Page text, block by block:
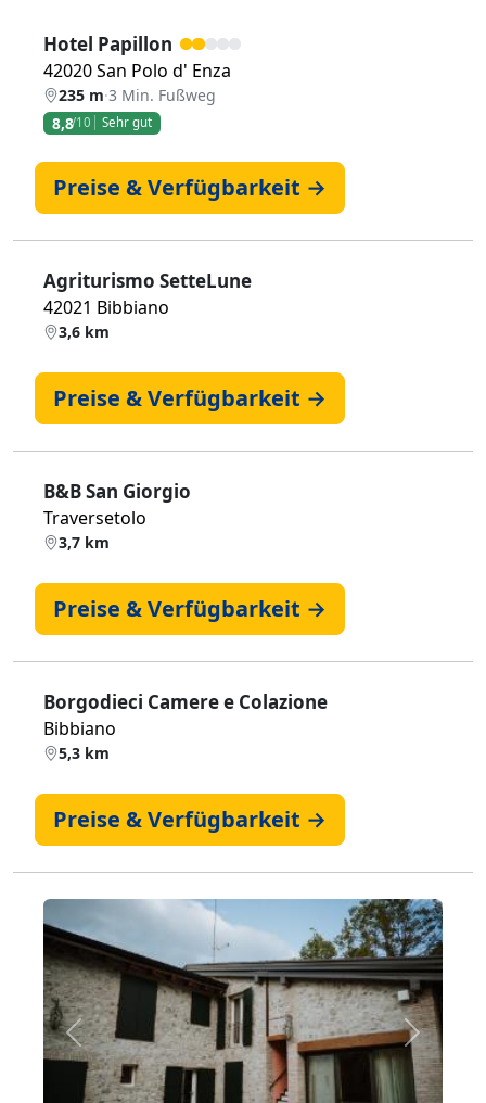
Hotel Papillon
42020 San Polo d' Enza
235 m·3 Min. Fußweg
8,8/10 Sehr gut
Preise & Verfügbarkeit →
Agriturismo SetteLune
42021 Bibbiano
3,6 km
Preise & Verfügbarkeit →
B&B San Giorgio
Traversetolo
3,7 km
Preise & Verfügbarkeit →
Borgodieci Camere e Colazione
Bibbiano
5,3 km
Preise & Verfügbarkeit →
Zurück Weiter